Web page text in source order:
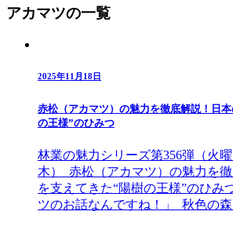
アカマツの一覧
2025年11月18日
赤松（アカマツ）の魅力を徹底解説！日
の王様”のひみつ
林業の魅力シリーズ第356弾（火
木） 赤松（アカマツ）の魅力を
を支えてきた“陽樹の王様”のひ
ツのお話なんですね！」 秋色の